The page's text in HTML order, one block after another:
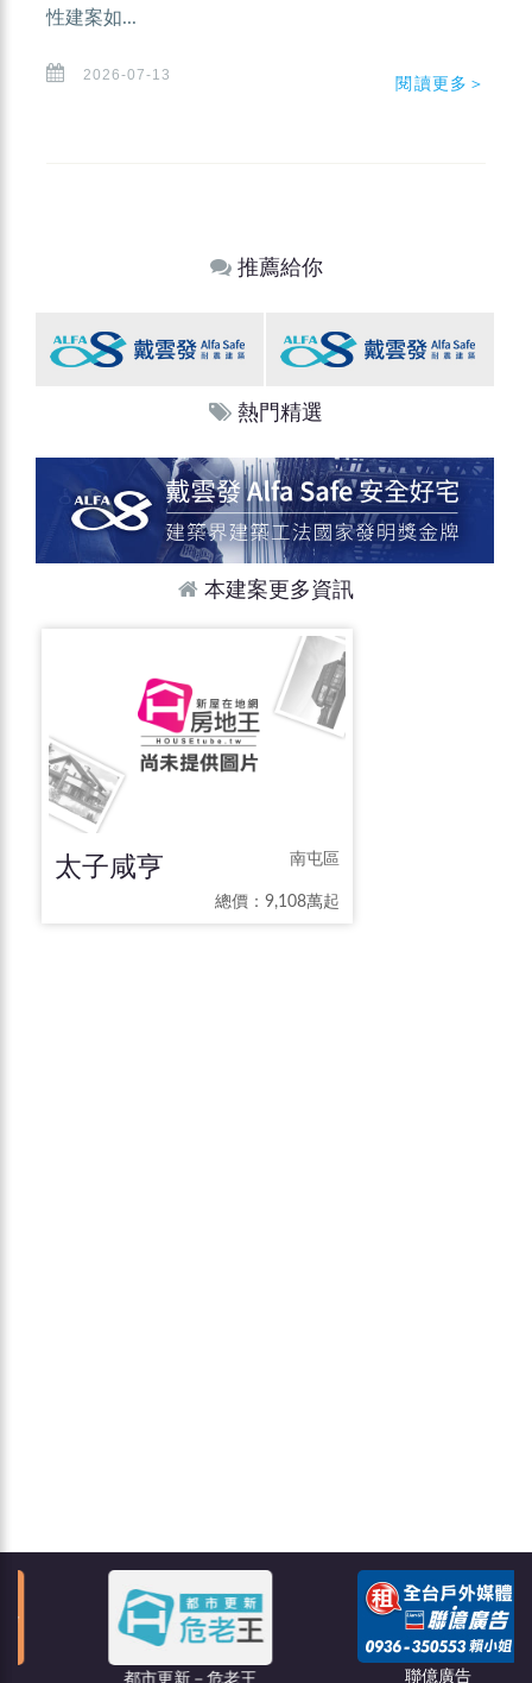
性建案如...
2026-07-13 閱讀更多＞
推薦給你
熱門精選
本建案更多資訊
太子咸亨 南屯區
總價：9,108萬起
都市更新－危老王 聯億廣告